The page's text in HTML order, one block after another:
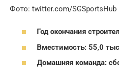
Фото: twitter.com/SGSportsHub
Год окончания
Вместимость: 55,0
Домашняя команда: